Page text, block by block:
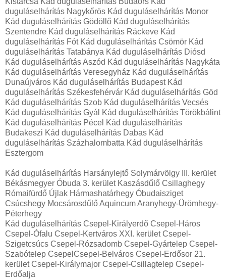
duguláselhárítás Nagykőrös Kád duguláselhárítás Monor
Kád duguláselhárítás Gödöllő Kád duguláselhárítás
Szentendre Kád duguláselhárítás Ráckeve Kád
duguláselhárítás Fót Kád duguláselhárítás Csömör Kád
duguláselhárítás Tatabánya Kád duguláselhárítás Diósd
Kád duguláselhárítás Aszód Kád duguláselhárítás Nagykáta
Kád duguláselhárítás Veresegyház Kád duguláselhárítás
Dunaújváros Kád duguláselhárítás Budapest Kád
duguláselhárítás Székesfehérvár Kád duguláselhárítás Göd
Kád duguláselhárítás Szob Kád duguláselhárítás Vecsés
Kád duguláselhárítás Gyál Kád duguláselhárítás Törökbálint
Kád duguláselhárítás Pécel Kád duguláselhárítás
Budakeszi Kád duguláselhárítás Dabas Kád
duguláselhárítás Százhalombatta Kád duguláselhárítás
Esztergom
Kád duguláselhárítás Harsánylejtő Solymárvölgy III. kerület
Békásmegyer Óbuda 3. kerület Kaszásdűlő Csillaghegy
Rómaifürdő Újlak Hármashatárhegy Óbudaisziget
Csúcshegy Mocsárosdűlő Aquincum Aranyhegy-Ürömhegy-
Péterhegy
Kád duguláselhárítás Csepel-Királyerdő Csepel-Háros
Csepel-Ófalu Csepel-Kertváros XXI. kerület Csepel-
Szigetcsúcs Csepel-Rózsadomb Csepel-Gyártelep Csepel-
Szabótelep CsepelCsepel-Belváros Csepel-Erdősor 21.
kerület Csepel-Királymajor Csepel-Csillagtelep Csepel-
Erdőalja